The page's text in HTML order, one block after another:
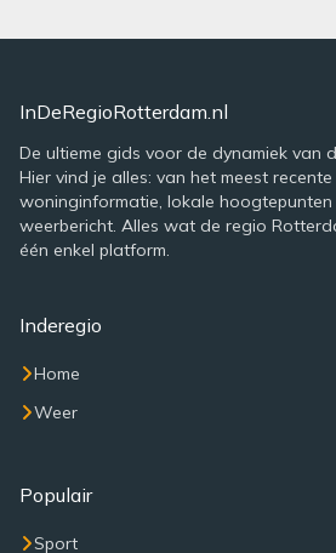
InDeRegioRotterdam.nl
De ultieme gids voor de dynamiek van
Hier vind je alles: van het meest
woninginformatie, lokale
weerbericht. Alles wat de regio
één enkel platform.
Inderegio
Home
Weer
Populair
Sport